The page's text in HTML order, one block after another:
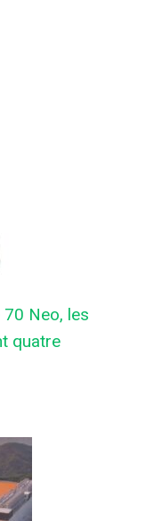
2024
70 Neo, les
quatre